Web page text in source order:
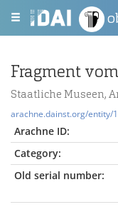
Staatliche Museen,
arachne.dainst.org/entity/
Arachne ID:
Category:
Old serial number: